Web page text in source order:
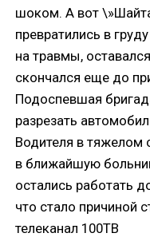
шоком. А вот
превратились в
на травмы,
скончался еще до
Подоспевшая
разрезать
Водителя в тяжелом
в ближайшую
остались работать
что стало причиной
телеканал 100ТВ